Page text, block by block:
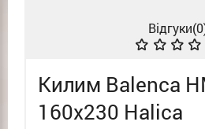
Відгуки(0
Килим Balenca
160х230 Halica